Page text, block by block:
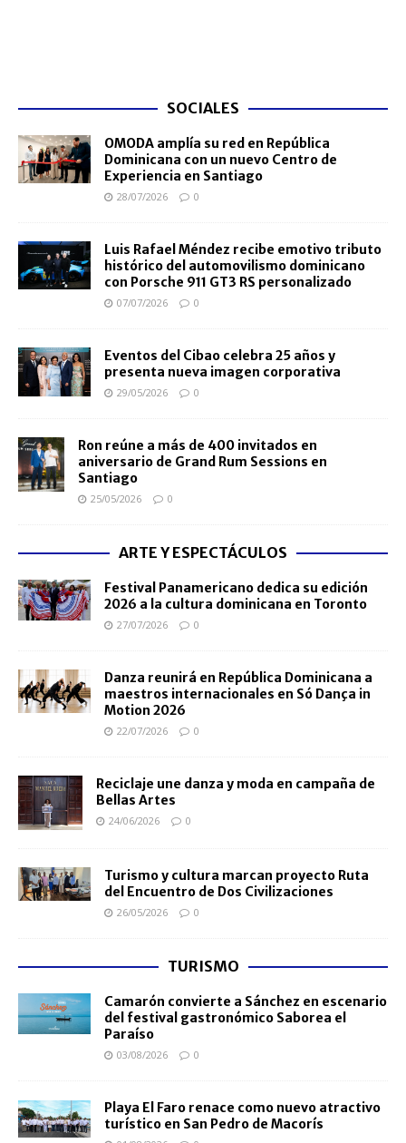
SOCIALES
OMODA amplía su red en República
Dominicana con un nuevo Centro de
Experiencia en Santiago
28/07/2026 0
Luis Rafael Méndez recibe emotivo tributo
histórico del automovilismo dominicano
con Porsche 911 GT3 RS personalizado
07/07/2026 0
Eventos del Cibao celebra 25 años y
presenta nueva imagen corporativa
29/05/2026 0
Ron reúne a más de 400 invitados en
aniversario de Grand Rum Sessions en
Santiago
25/05/2026 0
ARTE Y ESPECTÁCULOS
Festival Panamericano dedica su edición
2026 a la cultura dominicana en Toronto
27/07/2026 0
Danza reunirá en República Dominicana a
maestros internacionales en Só Dança in
Motion 2026
22/07/2026 0
Reciclaje une danza y moda en campaña de
Bellas Artes
24/06/2026 0
Turismo y cultura marcan proyecto Ruta
del Encuentro de Dos Civilizaciones
26/05/2026 0
TURISMO
Camarón convierte a Sánchez en escenario
del festival gastronómico Saborea el
Paraíso
03/08/2026 0
Playa El Faro renace como nuevo atractivo
turístico en San Pedro de Macorís